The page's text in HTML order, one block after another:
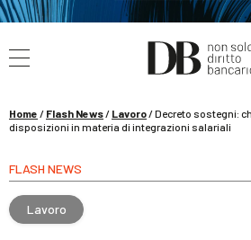
WEBINAR / 1° Ottobre
La riforma del sistema
Home / Flash News/ Lavoro/Decreto sostegni:
disposizioni in materia di integrazioni salariali
FLASH NEWS
Lavoro